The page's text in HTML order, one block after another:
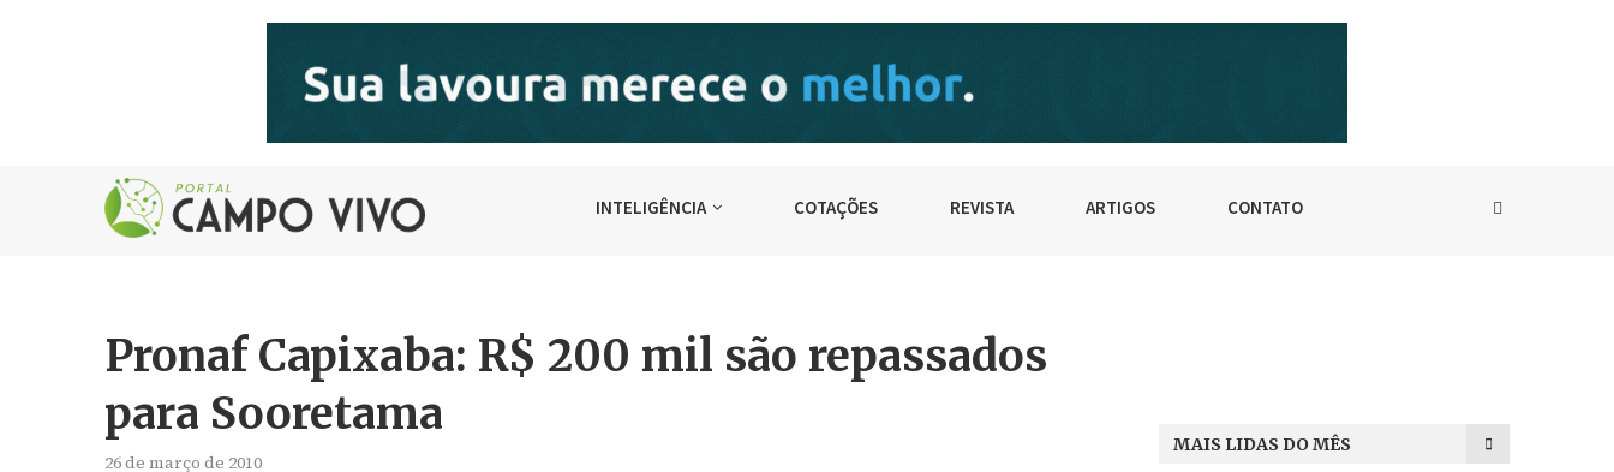
INTELIGÊNCIA COTAÇÕES REVISTA ARTIGOS CONTATO
Pronaf Capixaba: R$ 200 mil são repassados
para Sooretama
26 de março de 2010
MAIS LIDAS DO MÊS